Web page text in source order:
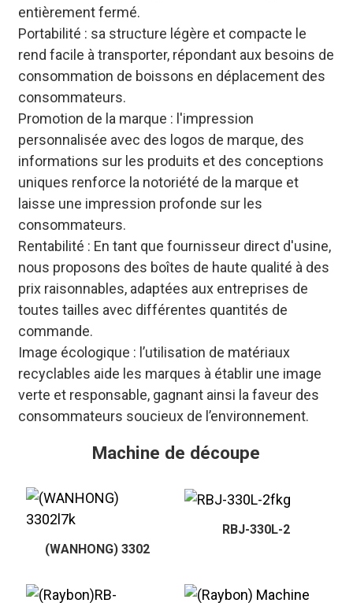
entièrement fermé.
Portabilité : sa structure légère et compacte le
rend facile à transporter, répondant aux besoins de
consommation de boissons en déplacement des
consommateurs.
Promotion de la marque : l'impression
personnalisée avec des logos de marque, des
informations sur les produits et des conceptions
uniques renforce la notoriété de la marque et
laisse une impression profonde sur les
consommateurs.
Rentabilité : En tant que fournisseur direct d'usine,
nous proposons des boîtes de haute qualité à des
prix raisonnables, adaptées aux entreprises de
toutes tailles avec différentes quantités de
commande.
Image écologique : l’utilisation de matériaux
recyclables aide les marques à établir une image
verte et responsable, gagnant ainsi la faveur des
consommateurs soucieux de l’environnement.
Machine de découpe
(WANHONG) 3302
RBJ-330L-2